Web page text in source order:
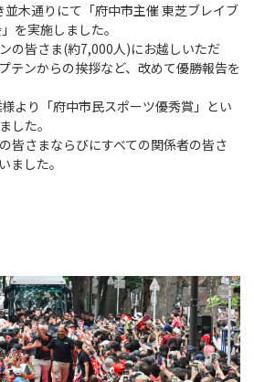
木通りにて「府中市主催 東芝ブレイブ
を実施しました。
の皆さま(約7,000人)にお越しいただ
テンからの挨拶など、改めて優勝報告を
より「府中市民スポーツ優秀賞」とい
した。
皆さまならびにすべての関係者の皆さ
ました。